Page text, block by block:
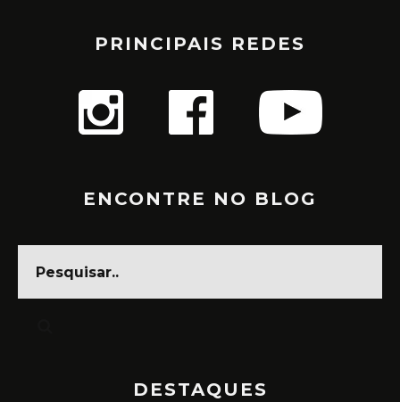
PRINCIPAIS REDES
ENCONTRE NO BLOG
DESTAQUES